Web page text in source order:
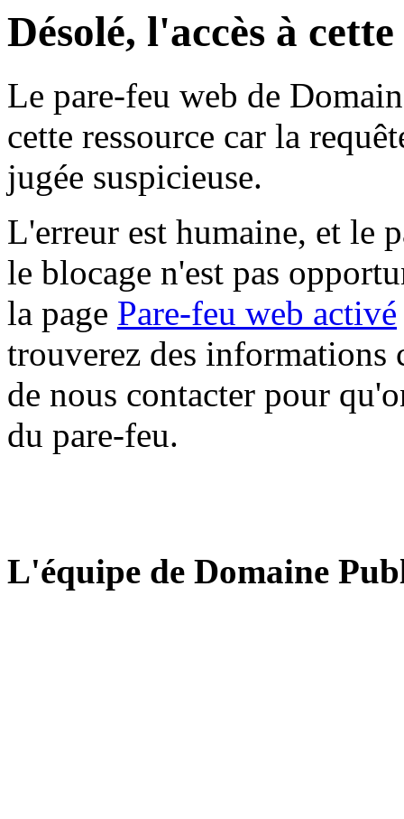
Désolé, l'accès à
Le pare-feu web de
cette ressource car la
jugée suspicieuse.
L'erreur est humaine, et le
le blocage n'est pas
la page Pare-feu web activé
trouverez des informations
de nous contacter pour
du pare-feu.
L'équipe de Domaine